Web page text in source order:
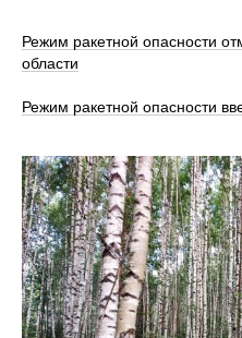
Режим ракетной опасности
области
Режим ракетной опасности